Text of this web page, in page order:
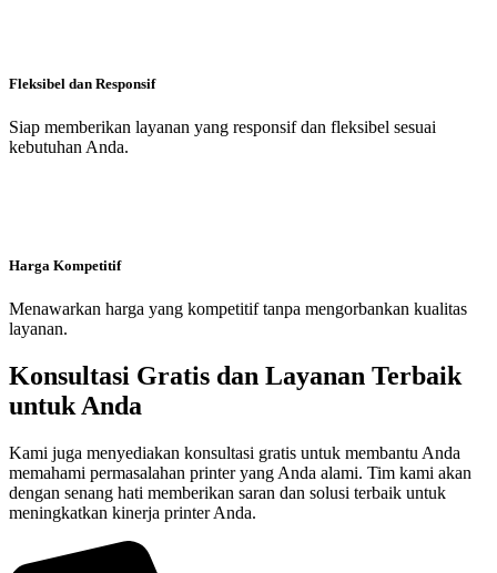
Fleksibel dan Responsif
Siap memberikan layanan yang responsif dan fleksibel sesuai
kebutuhan Anda.
Harga Kompetitif
Menawarkan harga yang kompetitif tanpa mengorbankan kualitas
layanan.
Konsultasi Gratis dan Layanan Terbaik
untuk Anda
Kami juga menyediakan konsultasi gratis untuk membantu Anda
memahami permasalahan printer yang Anda alami. Tim kami akan
dengan senang hati memberikan saran dan solusi terbaik untuk
meningkatkan kinerja printer Anda.